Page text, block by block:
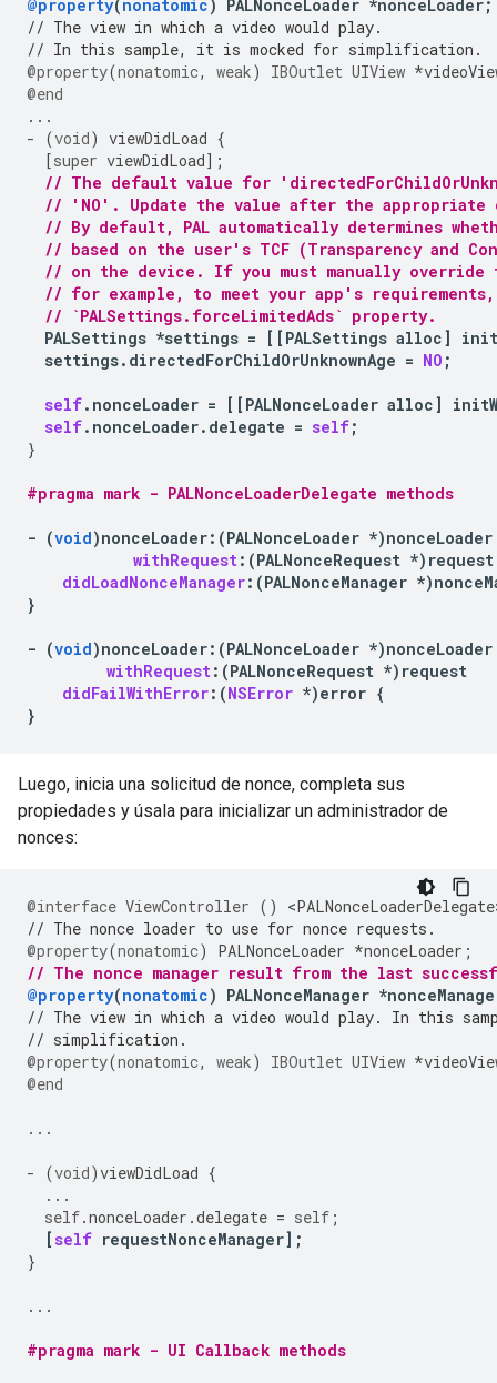
@property(nonatomic) PALNonceLoader *nonceLoader;
// The view in which a video would play.
// In this sample, it is mocked for simplification.
@property(nonatomic, weak) IBOutlet UIView *
@end
...
-
(void) viewDidLoad {
[super viewDidLoad];
// The default value for
// 'NO'. Update the value after the appropriate
// By default, PAL automatically determines
// based on the user's TCF (Transparency and
// on the device. If you must manually override
// for example, to meet your app's
// `PALSettings.forceLimitedAds` property.
PALSettings *settings = [[ PALSettings alloc]
init
settings. directedForChildOrUnknownAge = NO ;
self. nonceLoader = [[ PALNonceLoader alloc]
self. nonceLoader. delegate = self;
}
#pragma mark - PALNonceLoaderDelegate methods
- (void)nonceLoader: (PALNonceLoader *)nonceLoader
withRequest:(PALNonceRequest *) request
didLoadNonceManager:(PALNonceManager *)
}
- (void)nonceLoader: (PALNonceLoader *)nonceLoader
withRequest:(PALNonceRequest *) request
didFailWithError:(NSError *)error {
}
Luego, inicia una solicitud de nonce, completa sus
propiedades y úsala para inicializar un administrador de
nonces:
@interface ViewController () <PALNonceLoaderDelegate
// The nonce loader to use for nonce requests.
@property(nonatomic) PALNonceLoader *nonceLoader ;
// The nonce manager result from the last
@property(nonatomic) PALNonceManager *
// The view in which a video would play. In this
// simplification.
@property(nonatomic, weak) IBOutlet UIView *
@end
...
- (void)viewDidLoad {
...
self.nonceLoader .delegate = self ;
[ self requestNonceManager];
}
...
#pragma mark - UI Callback methods